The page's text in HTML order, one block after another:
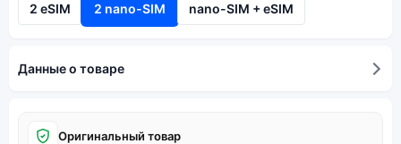
2 eSIM 2 nano-SIM nano-SIM + eSIM
Данные о товаре
Оригинальный товар